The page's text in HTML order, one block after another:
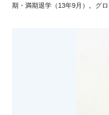
期・満期退学（13年9月）。グ